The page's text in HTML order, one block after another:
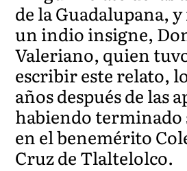
de la Guadalupana,
un indio insigne,
Valeriano, quien
escribir este relato,
años después de las
habiendo terminado
en el benemérito
Cruz de Tlaltelolco.